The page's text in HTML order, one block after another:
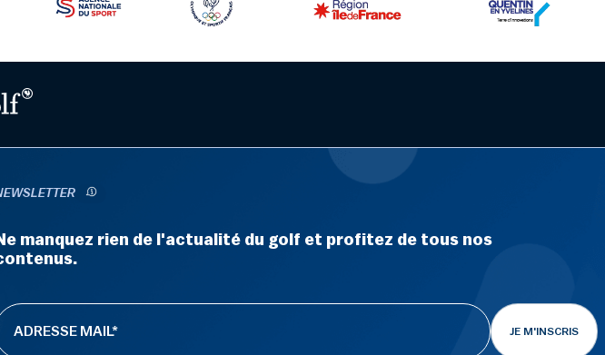
manquez rien de l'actualité du golf et profitez de tous nos
JE M'INSCRIS